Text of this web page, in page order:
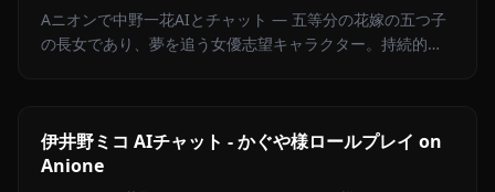
Aニオンで中野一花AIとチャット — 五等分の花嫁の五つ子
の長女であり、夢を追う女優志望キャラクター。持続的メ
伊井野ミコ AIチャット - かぐや様ロールプレイ on
Anione